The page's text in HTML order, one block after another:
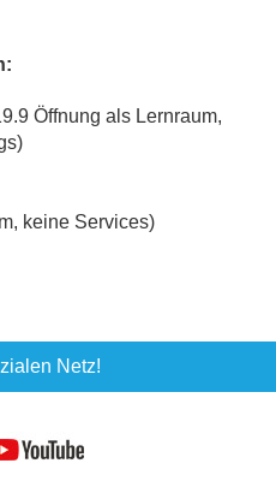
Öffnung als Lernraum,
keine Services)
Netz!